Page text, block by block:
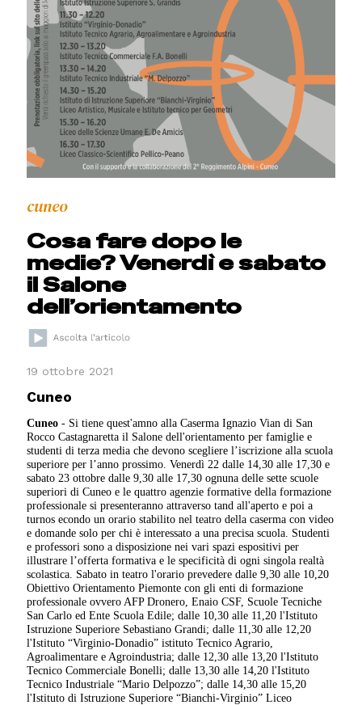
cuneo
Cosa fare dopo le
medie? Venerdì e sabato
il Salone
dell’orientamento
19 ottobre 2021
Cuneo
Cuneo - Si tiene quest'amno alla Caserma Ignazio Vian di San
Rocco Castagnaretta il Salone dell'orientamento per famiglie e
studenti di terza media che devono scegliere l’iscrizione alla scuola
superiore per l’anno prossimo. Venerdì 22 dalle 14,30 alle 17,30 e
sabato 23 ottobre dalle 9,30 alle 17,30 ognuna delle sette scuole
superiori di Cuneo e le quattro agenzie formative della formazione
professionale si presenteranno attraverso tand all'aperto e poi a
turnos econdo un orario stabilito nel teatro della caserma con video
e domande solo per chi è interessato a una precisa scuola. Studenti
e professori sono a disposizione nei vari spazi espositivi per
illustrare l’offerta formativa e le specificità di ogni singola realtà
scolastica. Sabato in teatro l'orario prevedere dalle 9,30 alle 10,20
Obiettivo Orientamento Piemonte con gli enti di formazione
professionale ovvero AFP Dronero, Enaio CSF, Scuole Tecniche
San Carlo ed Ente Scuola Edile; dalle 10,30 alle 11,20 l'Istituto
Istruzione Superiore Sebastiano Grandi; dalle 11,30 alle 12,20
l'Istituto “Virginio-Donadio” istituto Tecnico Agrario,
Agroalimentare e Agroindustria; dalle 12,30 alle 13,20 l'Istituto
Tecnico Commerciale Bonelli; dalle 13,30 alle 14,20 l'Istituto
Tecnico Industriale “Mario Delpozzo”; dalle 14,30 alle 15,20
l'Istituto di Istruzione Superiore “Bianchi-Virginio” Liceo